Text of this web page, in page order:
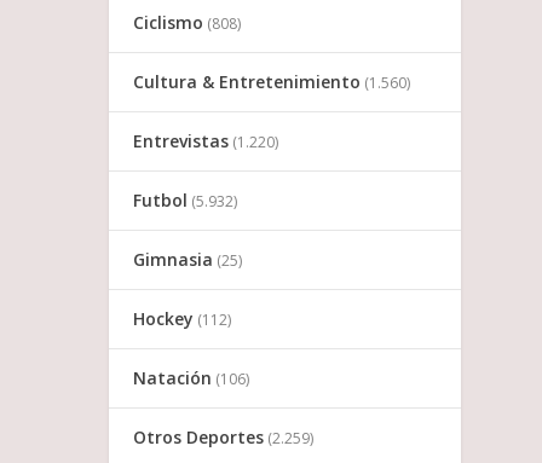
Ciclismo (808)
Cultura & Entretenimiento (1.560)
Entrevistas (1.220)
Futbol (5.932)
Gimnasia (25)
Hockey (112)
Natación (106)
Otros Deportes (2.259)